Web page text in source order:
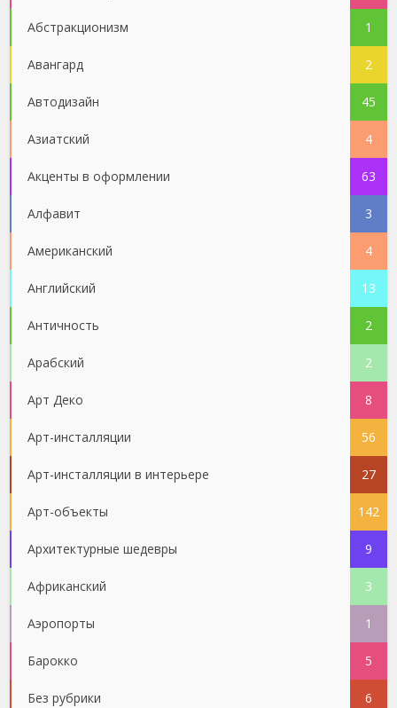
Абстракционизм 1
Авангард 2
Автодизайн 45
Азиатский 4
Акценты в оформлении 63
Алфавит 3
Американский 4
Английский 13
Античность 2
Арабский 2
Арт Деко 8
Арт-инсталляции 56
Арт-инсталляции в интерьере 27
Арт-объекты 142
Архитектурные шедевры 9
Африканский 3
Аэропорты 1
Барокко 5
Без рубрики 6